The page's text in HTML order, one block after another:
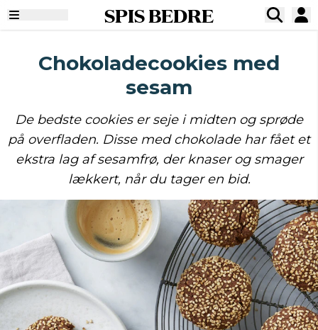
SPIS BEDRE
Chokoladecookies med
sesam
De bedste cookies er seje i midten og sprøde
på overfladen. Disse med chokolade har fået et
ekstra lag af sesamfrø, der knaser og smager
lækkert, når du tager en bid.